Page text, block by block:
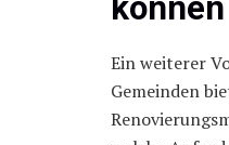
können
Ein weiterer
Gemeinden